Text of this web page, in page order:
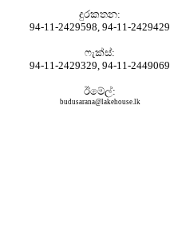
දුරකතන‍‍:
94-11-2429598, 94-11-2429429
ෆැක්ස්:
94-11-2429329, 94-11-2449069
ඊමේල්:
budusarana@lakehouse.lk